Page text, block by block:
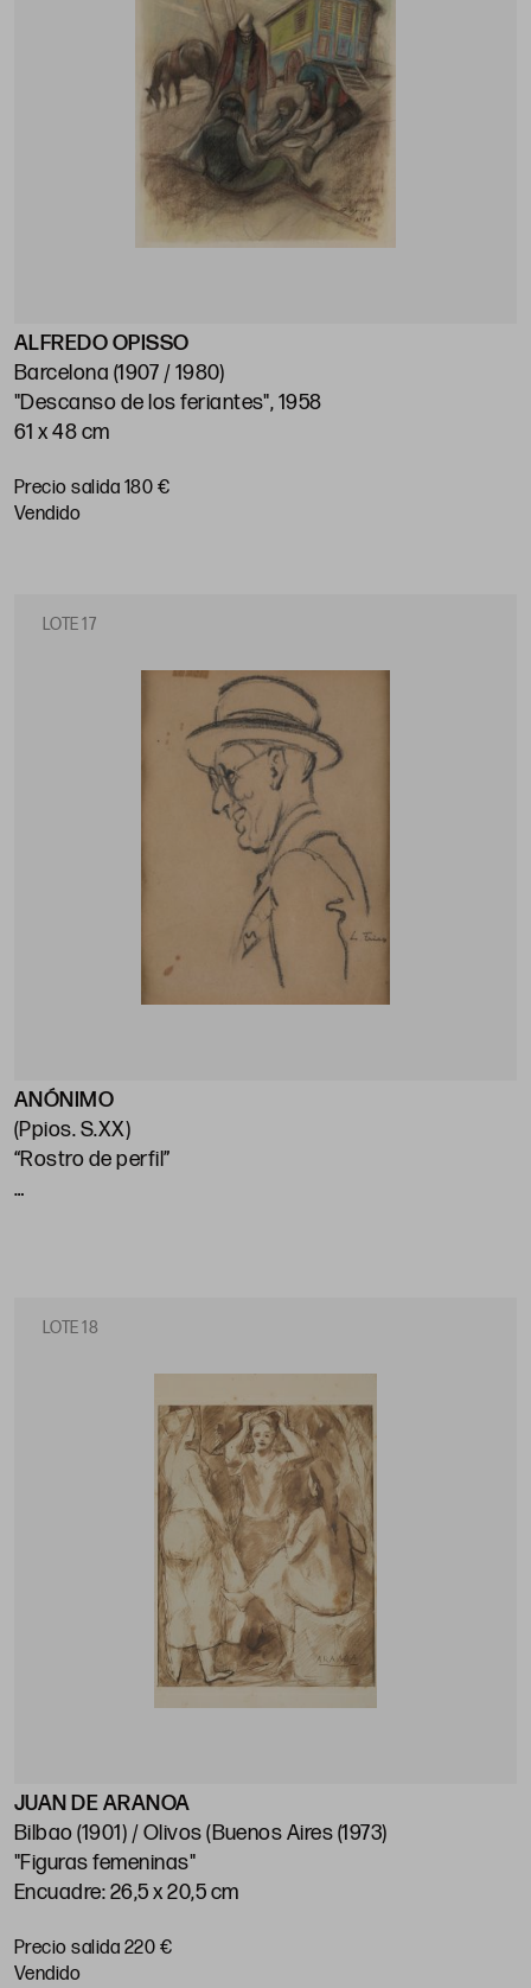
ALFREDO OPISSO
Barcelona (1907 / 1980)
"Descanso de los feriantes", 1958
61 x 48 cm
Precio salida 180 €
vendido
LOTE 17
ANÓNIMO
(Ppios. S.XX)
“Rostro de perfil”
LOTE 18
JUAN DE ARANOA
Bilbao (1901) / Olivos (Buenos Aires (1973)
"Figuras femeninas"
Encuadre: 26,5 x 20,5 cm
Precio salida 220 €
vendido